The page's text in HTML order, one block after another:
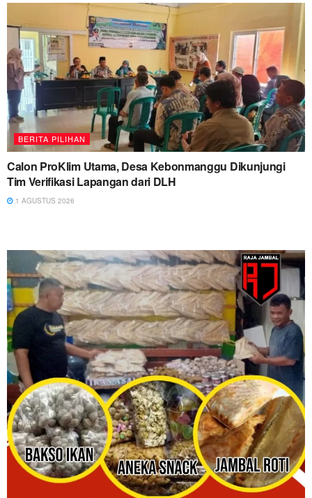
BERITA PILIHAN
Calon ProKlim Utama, Desa Kebonmanggu Dikunjungi
Tim Verifikasi Lapangan dari DLH
1 AGUSTUS 2026